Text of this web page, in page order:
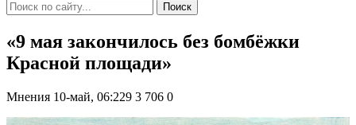
Поиск
«9 мая закончилось без бомбёжки
Красной площади»
Мнения 10-май, 06:229 3 706 0